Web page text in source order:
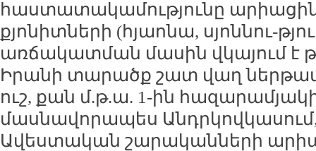
հաստատակամությունը
քյոնիտների (հյաոնա, սյոննու-
առճակատման մասին վկայում է
Իրանի տարածք շատ վաղ
ուշ, քան մ.թ.ա. 1-ին
մասնավորապես
Ավեստական շարականների